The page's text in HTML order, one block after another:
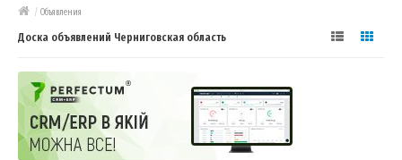
/ Объявления
Доска объявлений Черниговская область